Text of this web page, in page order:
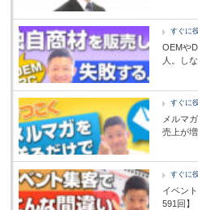
すぐに
OEMや
人。し
すぐに
メルマ
売上が
すぐに
イベン
591回】